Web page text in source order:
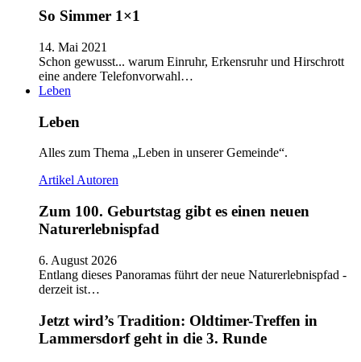
So Simmer 1×1
14. Mai 2021
Schon gewusst... warum Einruhr, Erkensruhr und Hirschrott
eine andere Telefonvorwahl…
Leben
Leben
Alles zum Thema „Leben in unserer Gemeinde“.
ArtikelAutoren
Zum 100. Geburtstag gibt es einen neuen
Naturerlebnispfad
6. August 2026
Entlang dieses Panoramas führt der neue Naturerlebnispfad -
derzeit ist…
Jetzt wird’s Tradition: Oldtimer-Treffen in
Lammersdorf geht in die 3. Runde